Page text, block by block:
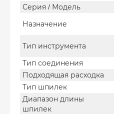
Серия / Модель
Назначение
Тип инструмента
Тип соединения
Подходящая расходка
Тип шпилек
Диапазон длины
шпилек